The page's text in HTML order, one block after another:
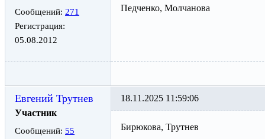
Сообщений: 271
Регистрация:
05.08.2012
Педченко, Молчанова
Евгений Трутнев
Участник
Сообщений: 55
18.11.2025 11:59:06
Бирюкова, Трутнев